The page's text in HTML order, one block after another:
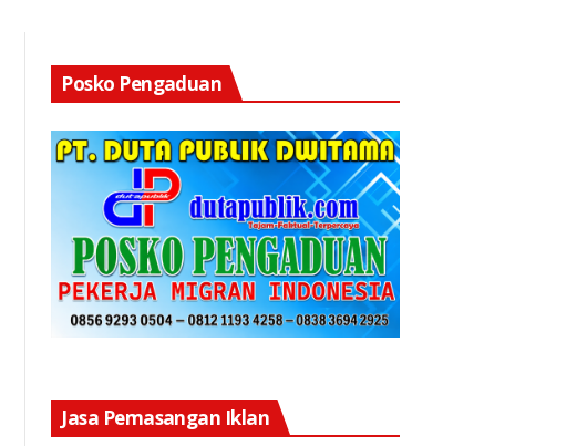
Posko Pengaduan
Jasa Pemasangan Iklan